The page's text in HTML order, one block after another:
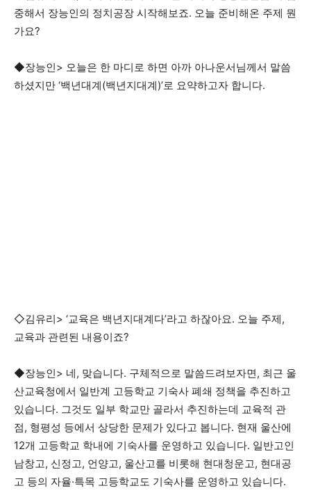
중해서 장능인의 정치공장 시작해보죠. 오늘 준비해온 주제 뭔
가요?
◆장능인> 오늘은 한 마디로 하면 아까 아나운서님께서 말씀
하셨지만 ‘백년대계(백년지대계)’로 요약하고자 합니다.
◇김유리> ‘교육은 백년지대계다’라고 하잖아요. 오늘 주제,
교육과 관련된 내용이죠?
◆장능인> 네, 맞습니다. 구체적으로 말씀드려보자면, 최근 울
산교육청에서 일반계 고등학교 기숙사 폐쇄 정책을 추진하고
있습니다. 그것도 일부 학교만 골라서 추진하는데 교육적 관
점, 형평성 등에서 상당한 문제가 있다고 봅니다. 현재 울산에
12개 고등학교 학내에 기숙사를 운영하고 있습니다. 일반고인
남창고, 신정고, 언양고, 울산고를 비롯해 현대청운고, 현대공
고 등의 자율·특목 고등학교도 기숙사를 운영하고 있습니다.